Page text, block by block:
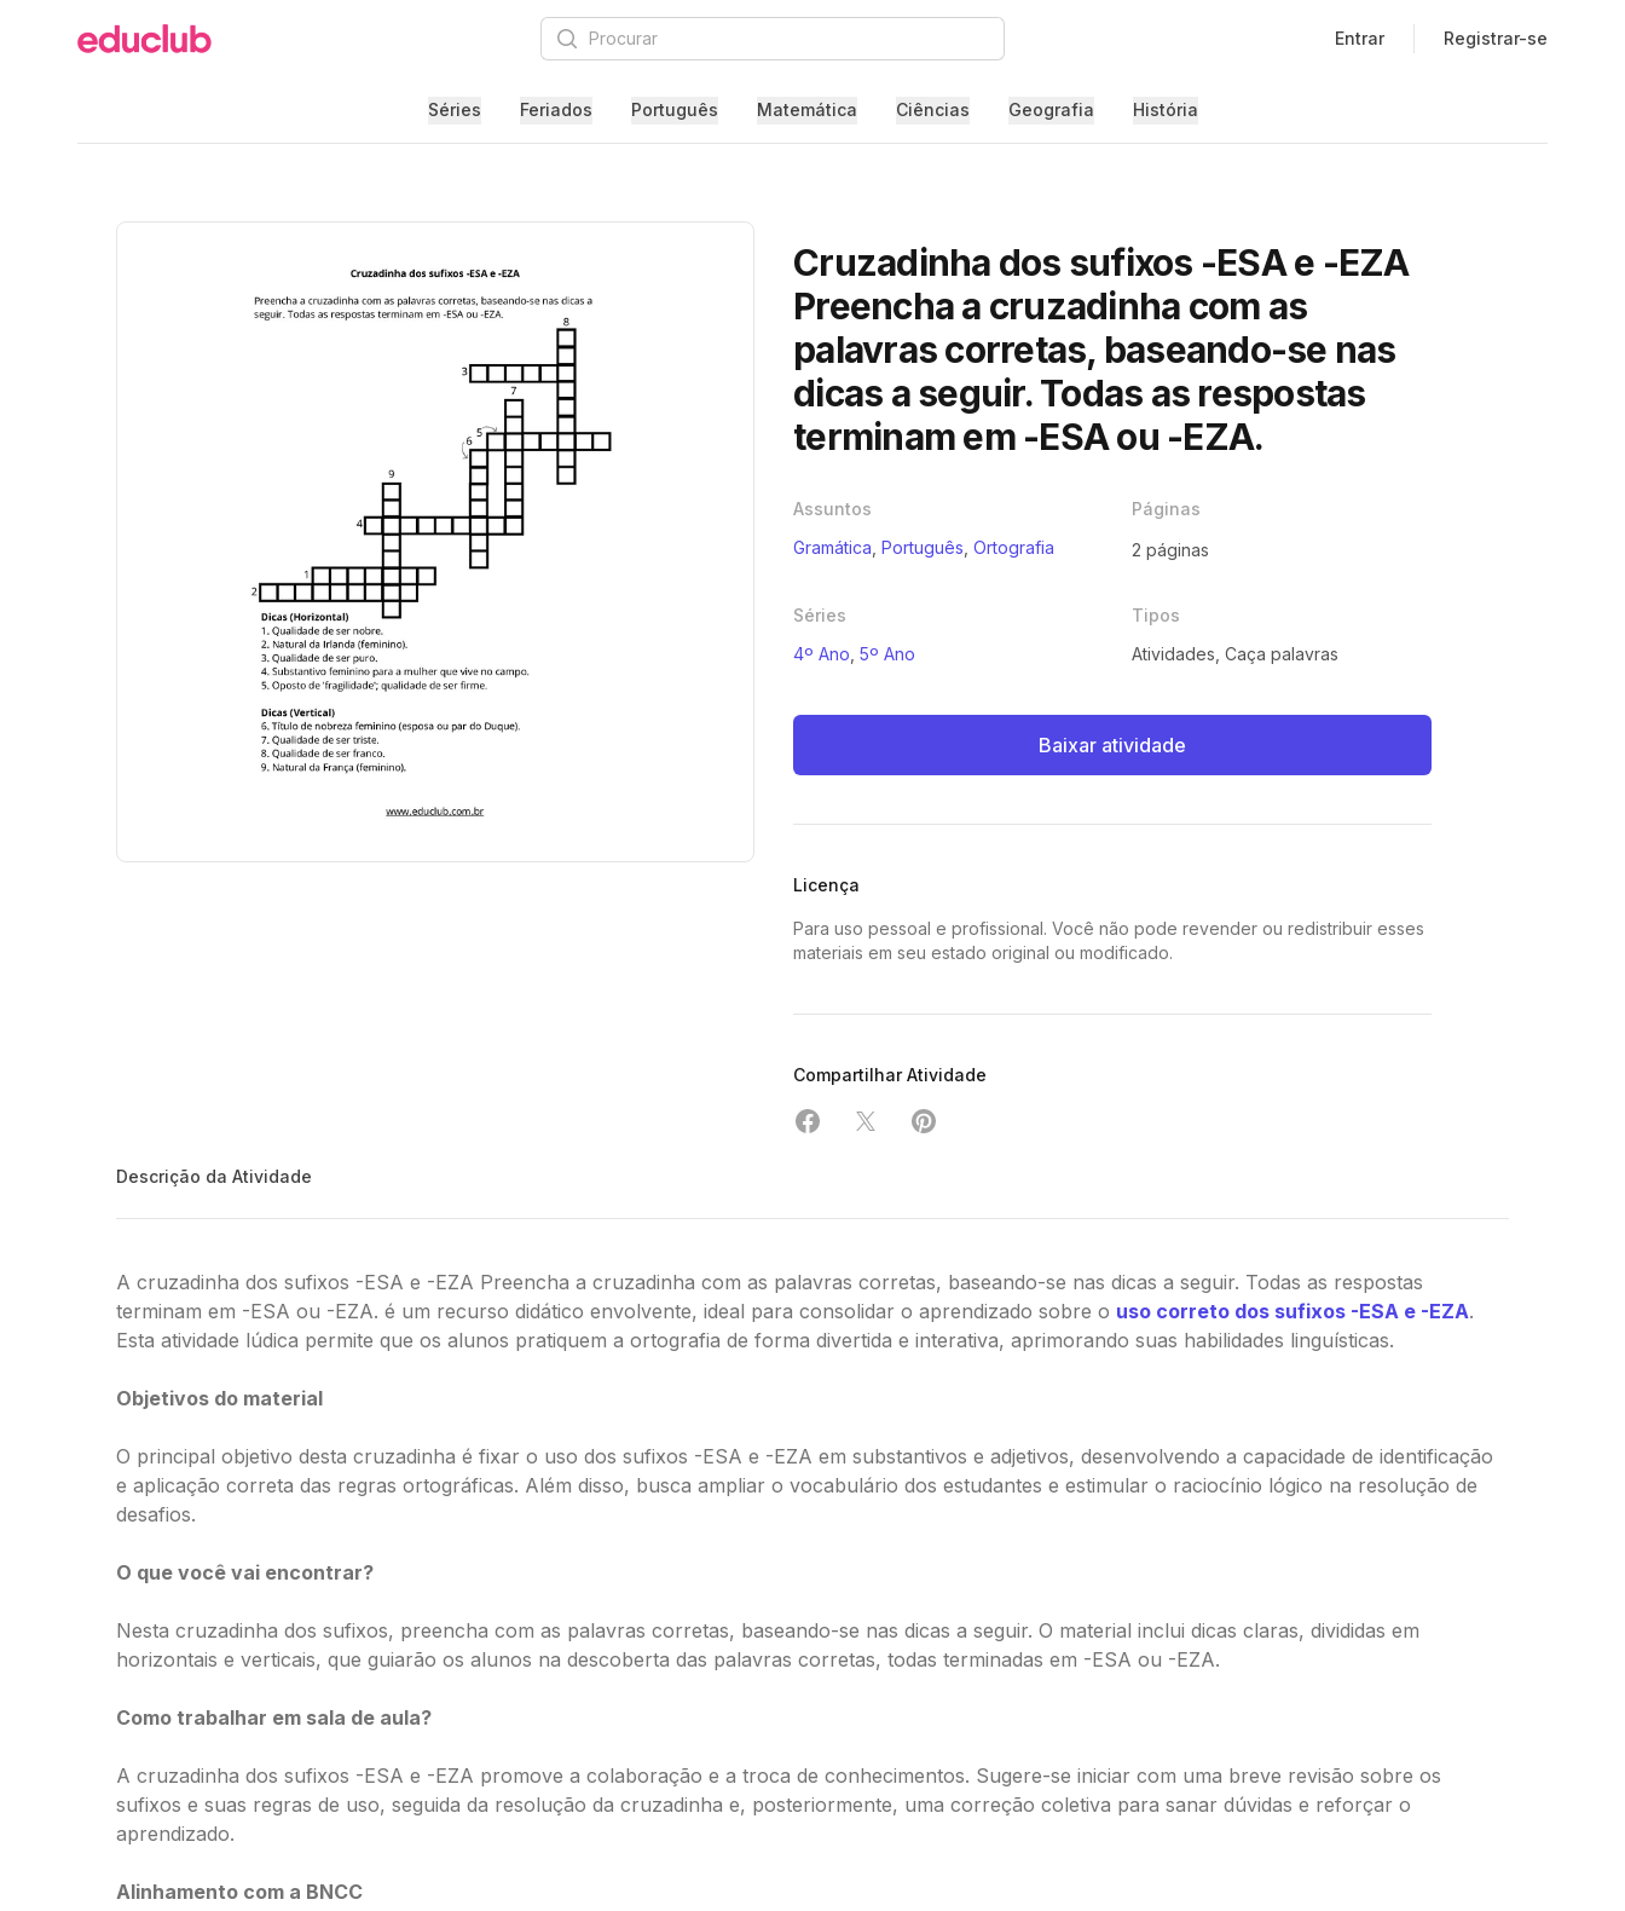
Educlub Procurar Entrar Registrar-se
Séries Feriados Português Matemática Ciências Geografia História
Cruzadinha dos sufixos -ESA e -EZA
Preencha a cruzadinha com as
palavras corretas, baseando-se nas
dicas a seguir. Todas as respostas
terminam em -ESA ou -EZA.
Assuntos
Gramática Português Ortografia
Páginas
2 páginas
Séries
4º Ano 5º Ano
Tipos
Atividades, Caça palavras
Baixar atividade
Licença
Para uso pessoal e profissional. Você não pode revender ou redistribuir esses
materiais em seu estado original ou modificado.
Compartilhar Atividade
Compartilhar em Facebook
Compartilhar em X
Compartilhar em Pinterest
Descrição da Atividade
A cruzadinha dos sufixos -ESA e -EZA Preencha a cruzadinha com as palavras corretas, baseando-se nas dicas a seguir. Todas as respostas
terminam em -ESA ou -EZA. é um recurso didático envolvente, ideal para consolidar o aprendizado sobre o uso correto dos sufixos -ESA e -EZA.
Esta atividade lúdica permite que os alunos pratiquem a ortografia de forma divertida e interativa, aprimorando suas habilidades linguísticas.
Objetivos do material
O principal objetivo desta cruzadinha é fixar o uso dos sufixos -ESA e -EZA em substantivos e adjetivos, desenvolvendo a capacidade de identificação
e aplicação correta das regras ortográficas. Além disso, busca ampliar o vocabulário dos estudantes e estimular o raciocínio lógico na resolução de
desafios.
O que você vai encontrar?
Nesta cruzadinha dos sufixos, preencha com as palavras corretas, baseando-se nas dicas a seguir. O material inclui dicas claras, divididas em
horizontais e verticais, que guiarão os alunos na descoberta das palavras corretas, todas terminadas em -ESA ou -EZA.
Como trabalhar em sala de aula?
A cruzadinha dos sufixos -ESA e -EZA promove a colaboração e a troca de conhecimentos. Sugere-se iniciar com uma breve revisão sobre os
sufixos e suas regras de uso, seguida da resolução da cruzadinha e, posteriormente, uma correção coletiva para sanar dúvidas e reforçar o
aprendizado.
Alinhamento com a BNCC